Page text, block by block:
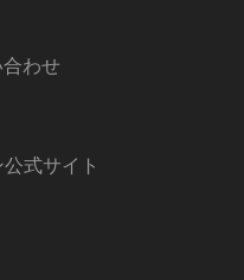
わせ
式サイト